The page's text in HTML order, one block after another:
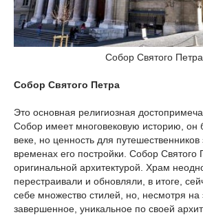
Собор Святого Петра
Собор Святого Петра
Это основная религиозная
Собор имеет многовековую историю, он
веке, но ценность для
временах его постройки. Собор Святого
оригинальной архитектурой. Храм
перестраивали и обновляли, в итоге,
себе множество стилей, но, несмотря на
завершенное, уникальное по своей